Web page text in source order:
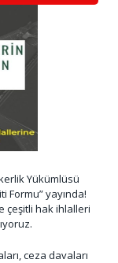
Yükümlüsü
Formu” yayında!
çeşitli hak ihlalleri
ceza davaları